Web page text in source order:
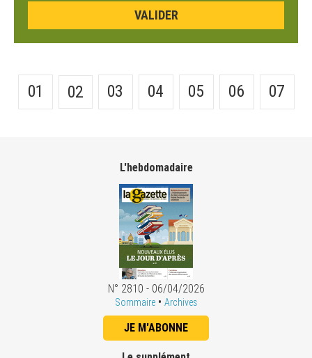
01 02 03 04 05 06 07
L'hebdomadaire
N° 2810 - 06/04/2026
Sommaire • Archives
JE M'ABONNE